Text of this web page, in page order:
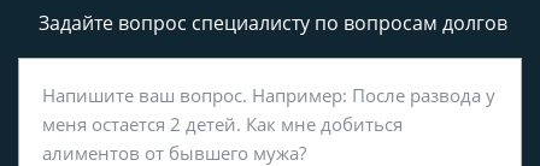
Задайте вопрос специалисту по вопросам долгов